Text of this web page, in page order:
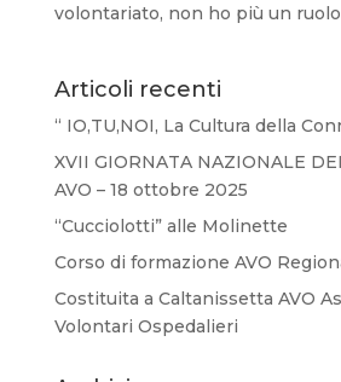
volontariato, non ho più un ruolo
Articoli recenti
“ IO,TU,NOI, La Cultura della
XVII GIORNATA NAZIONALE
AVO – 18 ottobre 2025
“Cucciolotti” alle Molinette
Corso di formazione AVO
Costituita a Caltanissetta AVO
Volontari Ospedalieri